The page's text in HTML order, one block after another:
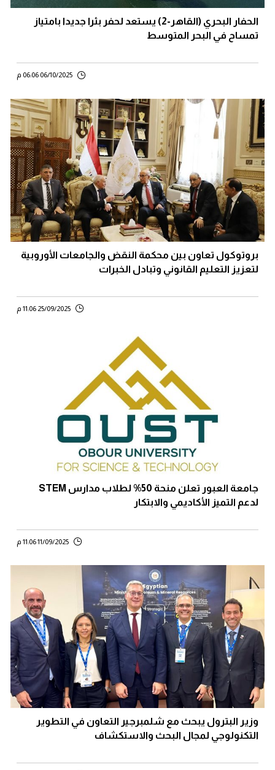
الحفار البحري (القاهر-2) يستعد لحفر بئرا جديدا بامتياز
تمساح في البحر المتوسط
06/10/2025 06:06 م
بروتوكول تعاون بين محكمة النقض والجامعات الأوروبية
لتعزيز التعليم القانوني وتبادل الخبرات
25/09/2025 11:06 م
جامعة العبور تعلن منحة 50% لطلاب مدارس STEM
لدعم التميز الأكاديمي والابتكار
11/09/2025 11:06 م
وزير البترول يبحث مع شلمبرجير التعاون في التطوير
التكنولوجي لمجال البحث والاستكشاف